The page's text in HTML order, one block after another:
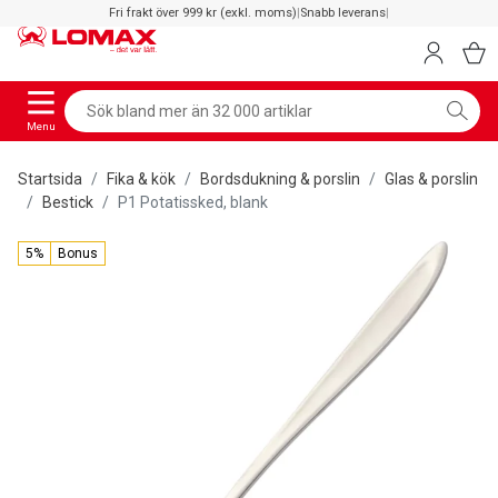
Fri frakt över 999 kr (exkl. moms)|Snabb leverans|
Menu
Startsida Fika & kök Bordsdukning & porslin
Glas & porslin
Bestick
P1 Potatissked, blank
5% Bonus